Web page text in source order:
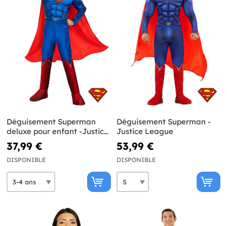
Déguisement Superman
deluxe pour enfant -Justice
League
37,99 €
DISPONIBLE
Déguisement Superman -
Justice League
53,99 €
DISPONIBLE